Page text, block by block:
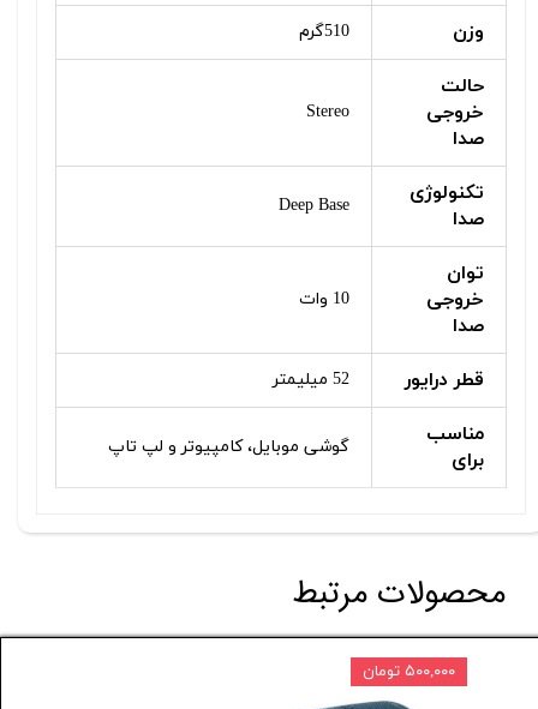
وزن 510گرم
حالت
خروجی
صدا
Stereo
تکنولوژی
صدا
Deep Base
توان
خروجی
صدا
10 وات
قطر درایور 52 میلیمتر
مناسب
برای
گوشی موبایل، کامپیوتر و لپ تاپ
محصولات مرتبط
۵۰۰,۰۰۰ تومان